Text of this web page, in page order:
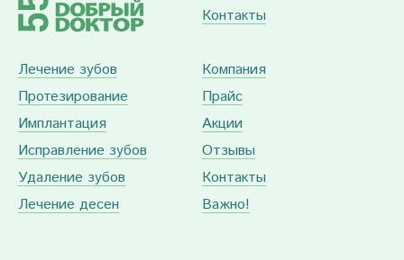
Контакты
Лечение зубов
Протезирование
Имплантация
Исправление зубов
Удаление зубов
Лечение десен
Компания
Прайс
Акции
Отзывы
Контакты
Важно!